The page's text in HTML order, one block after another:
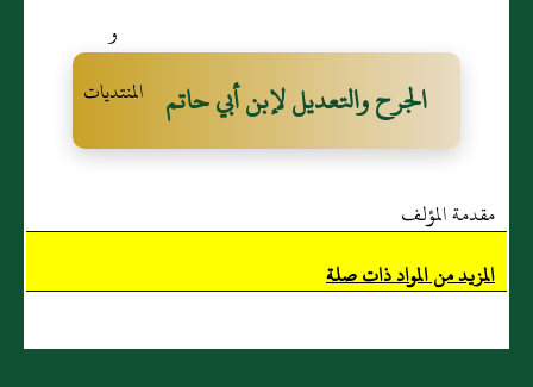
الجرح والتعديل لإبن أبي حاتم
مقدمة المؤلف
المزيد من المواد ذات صلة